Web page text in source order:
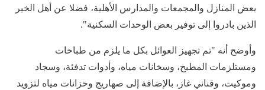
بعض المنازل والمجمعات والمدارس الأهلية، فضلا عن أهل الخير
الذين بادروا إلى توفير بعض الوحدات السكنية".
وأوضح أنه "تم تجهيز العوائل بكل ما يلزم من طباخات
ومستلزمات المطبخ، وسخانات مياه، وأدوات تدفئة، وسجاد
وموكيت، وقناني غاز، بالإضافة إلى صهاريج وخزانات مياه لتزويد